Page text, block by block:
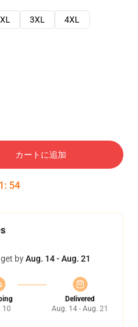
3XL
4XL
カートに追加
: 54
byAug. 14 - Aug. 21
10
Delivered
Aug. 14 - Aug. 21